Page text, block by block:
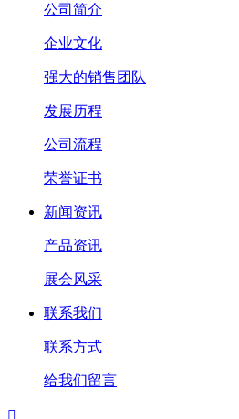
公司简介
企业文化
强大的销售团队
发展历程
公司流程
荣誉证书
新闻资讯
产品资讯
展会风采
联系我们
联系方式
给我们留言
